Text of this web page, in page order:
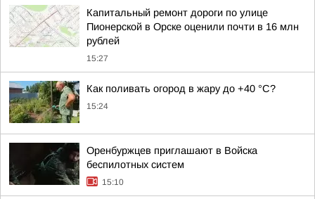
Капитальный ремонт дороги по улице
Пионерской в Орске оценили почти в 16 млн
рублей
15:27
Как поливать огород в жару до +40 °C?
15:24
Оренбуржцев приглашают в Войска
беспилотных систем
15:10